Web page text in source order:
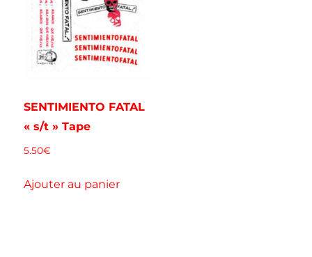
SENTIMIENTO FATAL
« s/t » Tape
5.50€
Ajouter au panier